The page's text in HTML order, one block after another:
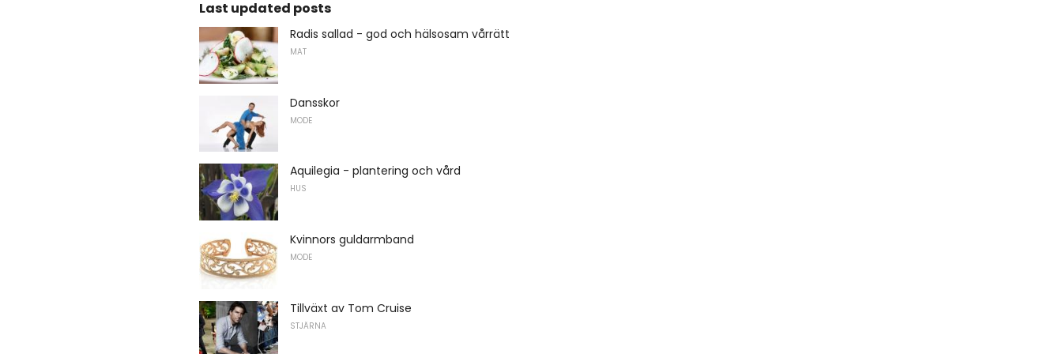
Last updated posts
Radis sallad - god och hälsosam vårrätt
MAT
Dansskor
MODE
Aquilegia - plantering och vård
HUS
Kvinnors guldarmband
MODE
Tillväxt av Tom Cruise
STJÄRNA